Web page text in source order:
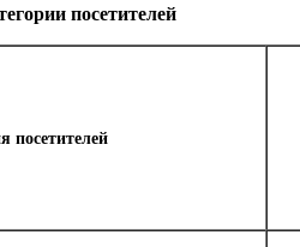
посетителей
посетителей